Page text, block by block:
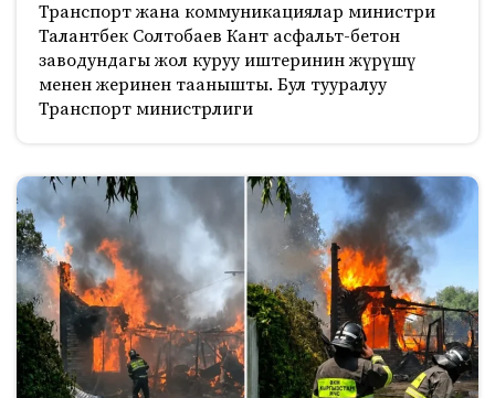
Транспорт жана коммуникациялар министри
Талантбек Солтобаев Кант асфальт-бетон
заводундагы жол куруу иштеринин жүрүшү
менен жеринен таанышты. Бул тууралуу
Транспорт министрлиги